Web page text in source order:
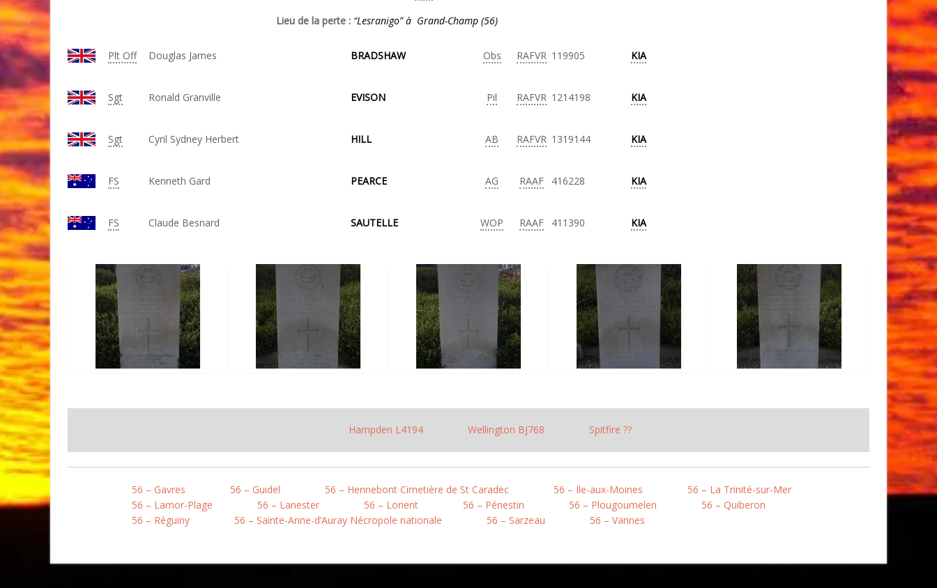
Lieu de la perte : “Lesranigo” à Grand-Champ (56)
Plt Off Douglas James BRADSHAW Obs RAFVR 119905 KIA
Sgt Ronald Granville EVISON Pil RAFVR 1214198 KIA
Sgt Cyril Sydney Herbert HILL AB RAFVR 1319144 KIA
FS Kenneth Gard PEARCE AG RAAF 416228 KIA
FS Claude Besnard SAUTELLE WOP RAAF 411390 KIA
Hampden L4194 Wellington BJ768 Spitfire ??
56 – Gavres 56 – Guidel 56 – Hennebont Cimetière de St Caradec 56 – Ile-aux-Moines
56 – La Trinité-sur-Mer
56 – Lamor-Plage
56 – Lanester 56 – Lorient 56 – Pénestin 56 – Plougoumelen
56 – Quiberon
56 – Réguiny
56 – Sainte-Anne-d’Auray Nécropole nationale 56 – Sarzeau 56 – Vannes